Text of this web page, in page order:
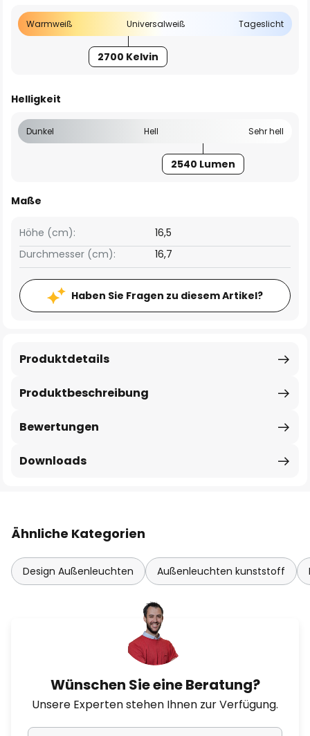
Warmweiß Universalweiß Tageslicht
2700 Kelvin
Helligkeit
Dunkel Hell Sehr hell
2540 Lumen
Maße
Höhe (cm):
16,5
Durchmesser (cm):
16,7
Haben Sie Fragen zu diesem Artikel?
Produktbeschreibung
Produktdetails
Bewertungen
Downloads
Ähnliche Kategorien
Design Außenleuchten Außenleuchten kunststoff
Wünschen Sie eine Beratung?
Unsere Experten stehen Ihnen zur Verfügung.